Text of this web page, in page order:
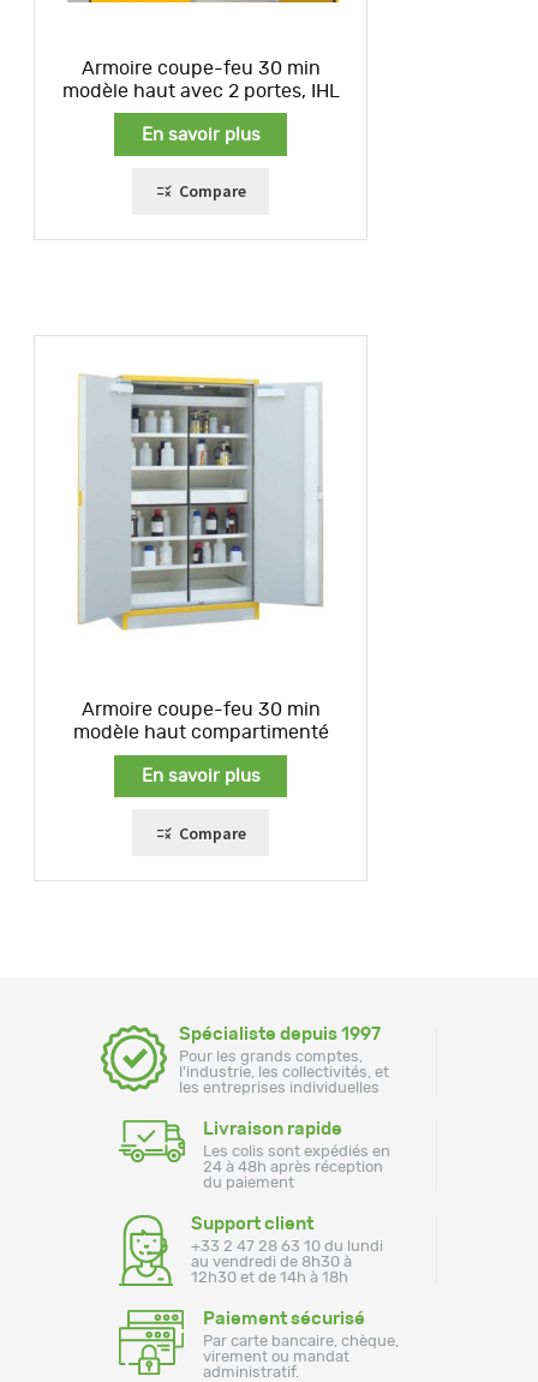
Armoire coupe-feu 30 min
modèle haut avec 2 portes, IHL
En savoir plus
Compare
Armoire coupe-feu 30 min
modèle haut compartimenté
En savoir plus
Compare
Spécialiste depuis 1997
Pour les grands comptes,
l'industrie, les collectivités, et
les entreprises individuelles
Livraison rapide
Les colis sont expédiés en
24 à 48h après réception
du paiement
Support client
+33 2 47 28 63 10 du lundi
au vendredi de 8h30 à
12h30 et de 14h à 18h
Paiement sécurisé
Par carte bancaire, chèque,
virement ou mandat
administratif.